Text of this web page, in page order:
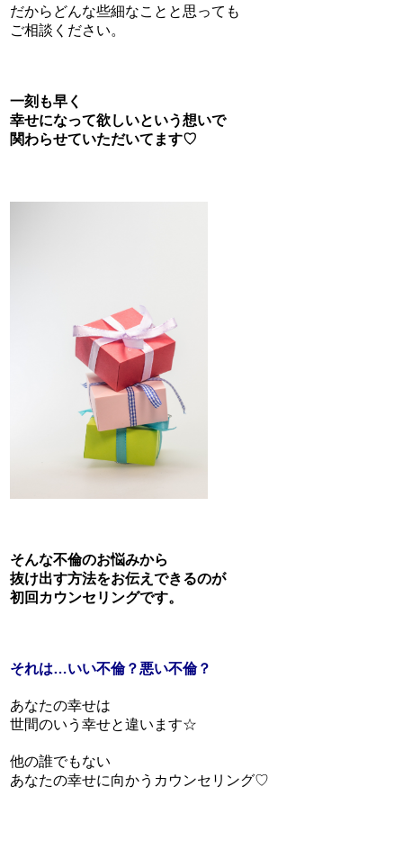
だからどんな些細なことと思っても
ご相談ください。
一刻も早く
幸せになって欲しいという想いで
関わらせていただいてます♡
そんな不倫のお悩みから
抜け出す方法をお伝えできるのが
初回カウンセリングです。
それは…いい不倫？悪い不倫？
あなたの幸せは
世間のいう幸せと違います☆
他の誰でもない
あなたの幸せに向かうカウンセリング♡